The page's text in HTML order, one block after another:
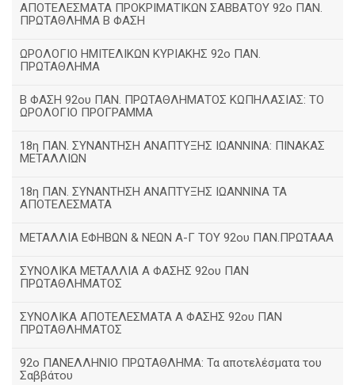
ΑΠΟΤΕΛΕΣΜΑΤΑ ΠΡΟΚΡΙΜΑΤΙΚΩΝ ΣΑΒΒΑΤΟΥ 92o ΠΑΝ.
ΠΡΩΤΑΘΛΗΜΑ Β ΦΑΣΗ
ΩΡΟΛΟΓΙΟ ΗΜΙΤΕΛΙΚΩΝ ΚΥΡΙΑΚΗΣ 92ο ΠΑΝ.
ΠΡΩΤΑΘΛΗΜΑ
Β ΦΑΣΗ 92ου ΠΑΝ. ΠΡΩΤΑΘΛΗΜΑΤΟΣ ΚΩΠΗΛΑΣΙΑΣ: ΤΟ
ΩΡΟΛΟΓΙΟ ΠΡΟΓΡΑΜΜΑ
18η ΠΑΝ. ΣΥΝΑΝΤΗΣΗ ΑΝΑΠΤΥΞΗΣ ΙΩΑΝΝΙΝΑ: ΠΙΝΑΚΑΣ
ΜΕΤΑΛΛΙΩΝ
18η ΠΑΝ. ΣΥΝΑΝΤΗΣΗ ΑΝΑΠΤΥΞΗΣ ΙΩΑΝΝΙΝΑ ΤΑ
ΑΠΟΤΕΛΕΣΜΑΤΑ
ΜΕΤΑΛΛΙΑ ΕΦΗΒΩΝ & ΝΕΩΝ Α-Γ ΤΟΥ 92ου ΠΑΝ.ΠΡΩΤΑΑΑ
ΣΥΝΟΛΙΚΑ ΜΕΤΑΛΛΙΑ Α ΦΑΣΗΣ 92ου ΠΑΝ
ΠΡΩΤΑΘΛΗΜΑΤΟΣ
ΣΥΝΟΛΙΚΑ ΑΠΟΤΕΛΕΣΜΑΤΑ Α ΦΑΣΗΣ 92ου ΠΑΝ
ΠΡΩΤΑΘΛΗΜΑΤΟΣ
92ο ΠΑΝΕΛΛΗΝΙΟ ΠΡΩΤΑΘΛΗΜΑ: Τα αποτελέσματα του
Σαββάτου